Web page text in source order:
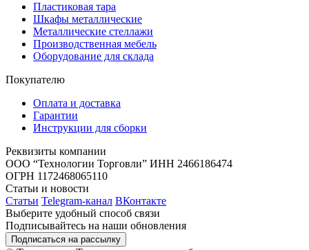
Пластиковая тара
Шкафы металлические
Металлические стеллажи
Производственная мебель
Оборудование для склада
Покупателю
Оплата и доставка
Гарантии
Инструкции для сборки
Реквизиты компании
ООО “Технологии Торговли” ИНН 2466186474
ОГРН 1172468065110
Статьи и новости
Статьи Telegram-канал ВКонтакте
Выберите удобный способ связи
Подписывайтесь на наши обновления
Подписаться на рассылку